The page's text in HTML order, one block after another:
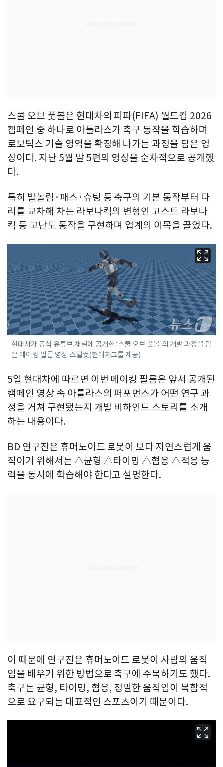
스쿨 오브 풋볼은 현대차의 피파(FIFA) 월드컵 2026
캠페인 중 하나로 아틀라스가 축구 동작을 학습하며
로보틱스 기술 영역을 확장해 나가는 과정을 담은 영
상이다. 지난 5월 말 5편의 영상을 순차적으로 공개했
다.
특히 발놀림·패스·슈팅 등 축구의 기본 동작부터 다
리를 교차해 차는 라보나킥의 변형인 고스트 라보나
킥 등 고난도 동작을 구현하며 업계의 이목을 끌었다.
현대차가 공식 유튜브 채널에 공개한 ‘스쿨 오브 풋볼'의 개발 과정을 담
은 메이킹 필름 영상 스틸컷(현대차그룹 제공)
5일 현대차에 따르면 이번 메이킹 필름은 앞서 공개된
캠페인 영상 속 아틀라스의 퍼포먼스가 어떤 연구 과
정을 거쳐 구현됐는지 개발 비하인드 스토리를 소개
하는 내용이다.
BD 연구진은 휴머노이드 로봇이 보다 자연스럽게 움
직이기 위해서는 △균형 △타이밍 △협응 △적응 능
력을 동시에 학습해야 한다고 설명한다.
이 때문에 연구진은 휴머노이드 로봇이 사람의 움직
임을 배우기 위한 방법으로 축구에 주목하기도 했다.
축구는 균형, 타이밍, 협응, 정밀한 움직임이 복합적
으로 요구되는 대표적인 스포츠이기 때문이다.